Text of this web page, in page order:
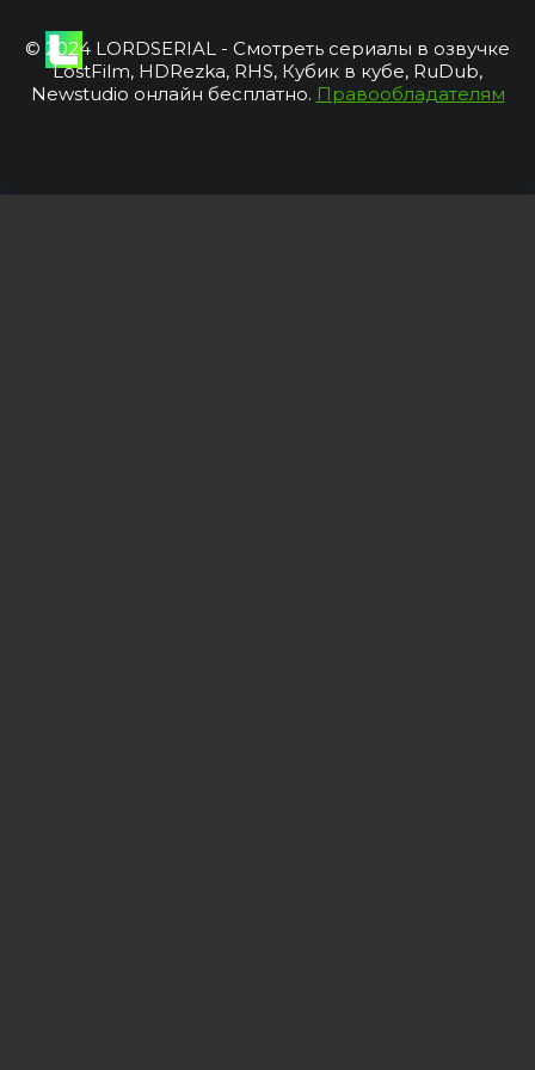
© 2024 LORDSERIAL - Смотреть сериалы в озвучке
LostFilm, HDRezka, RHS, Кубик в кубе, RuDub,
Newstudio онлайн бесплатно. Правообладателям